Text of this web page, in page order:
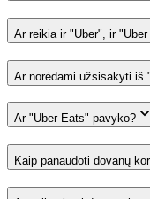
Ar reikia ir "Uber", ir
Ar norėdami užsisakyti iš
Ar "Uber Eats" pavyko?
Kaip panaudoti dovanų